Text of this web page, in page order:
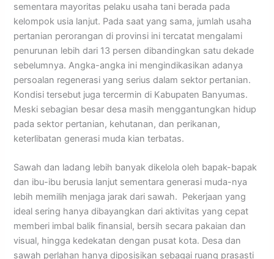
sementara mayoritas pelaku usaha tani berada pada
kelompok usia lanjut. Pada saat yang sama, jumlah usaha
pertanian perorangan di provinsi ini tercatat mengalami
penurunan lebih dari 13 persen dibandingkan satu dekade
sebelumnya. Angka-angka ini mengindikasikan adanya
persoalan regenerasi yang serius dalam sektor pertanian.
Kondisi tersebut juga tercermin di Kabupaten Banyumas.
Meski sebagian besar desa masih menggantungkan hidup
pada sektor pertanian, kehutanan, dan perikanan,
keterlibatan generasi muda kian terbatas.
Sawah dan ladang lebih banyak dikelola oleh bapak-bapak
dan ibu-ibu berusia lanjut sementara generasi muda-nya
lebih memilih menjaga jarak dari sawah. Pekerjaan yang
ideal sering hanya dibayangkan dari aktivitas yang cepat
memberi imbal balik finansial, bersih secara pakaian dan
visual, hingga kedekatan dengan pusat kota. Desa dan
sawah perlahan hanya diposisikan sebagai ruang prasasti